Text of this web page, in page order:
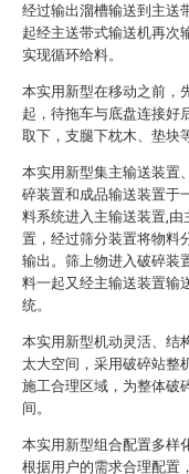
经过输出溜槽输送到主送
起经主送带式输送机再次
实现循环给料。
本实用新型在移动之前，
起，待拖车与底盘连接好
取下，支腿下枕木、垫块
本实用新型集主输送装置
碎装置和成品输送装置于
料系统进入主输送装置,
置，经过筛分装置将物料
输出。筛上物进入破碎装
料一起又经主输送装置输
统。
本实用新型机动灵活、结
太大空间，采用破碎站整
施工合理区域，为整体破
间。
本实用新型组合配置多样
根据用户的需求合理配置